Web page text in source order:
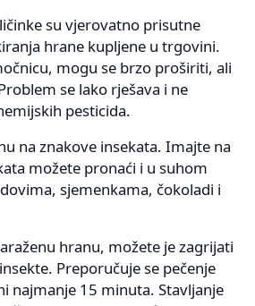
su vjerovatno prisutne
hrane kupljene u trgovini.
mogu se brzo proširiti, ali
se lako rješava i ne
pesticida.
na znakove insekata. Imajte na
možete pronaći i u suhom
sjemenkama, čokoladi i
hranu, možete je zagrijati
Preporučuje se pečenje
najmanje 15 minuta. Stavljanje